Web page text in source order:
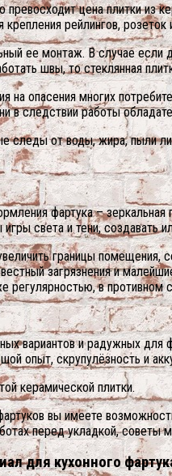
цена плитки из
рейлингов,
ее монтаж. В случае если
швы, то стеклянная
на опасения многих
в следствии работы
следы от воды, жира, пыли
фартука –
света и тени, создавать
границы
загрязнения и
регулярностью, в
вариантов и радужных
опыт, скрупулёзность и
керамической плитки.
вы имеете
перед укладкой, советы
для кухонного